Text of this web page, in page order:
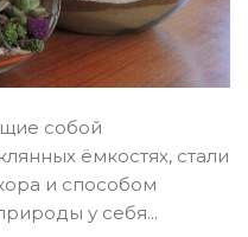
собой
ёмкостях, стали
и способом
у себя...